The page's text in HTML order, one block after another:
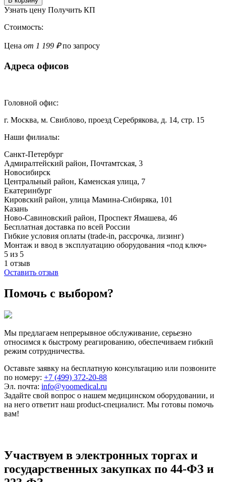
Узнать цену Получить КП
Стоимость:
Цена от 1 199 ₽по запросу
Адреса офисов
Головной офис:
г. Москва, м. Свиблово, проезд Серебрякова, д. 14, стр. 15
Наши филиалы:
Санкт-Петербург
Адмиралтейский район, ​Почтамтская, 3
Новосибирск
Центральный район, Каменская улица, 7
Екатеринбург
Кировский район, улица Мамина-Сибиряка, 101
Казань
Ново-Савиновский район, ​Проспект Ямашева, 46
Бесплатная доставка по всей России
Гибкие условия оплаты (trade-in, рассрочка, лизинг)
Монтаж и ввод в эксплуатацию оборудования «под ключ»
5 из 5
1 отзыв
Оставить отзыв
Помочь с выбором?
Мы предлагаем непрерывное обслуживание, серьезно
относимся к быстрому реагированию, обеспечиваем гибкий
режим сотрудничества.
Оставьте заявку на бесплатную консультацию или позвоните
по номеру: +7 (499) 372-20-88
Эл. почта: info@yoomedical.ru
Задайте свой вопрос о нашем медицинском оборудовании, и
на него ответит наш product-специалист. Мы готовы помочь
вам!
Участвуем в электронных торгах и
государственных закупках по 44-ФЗ и